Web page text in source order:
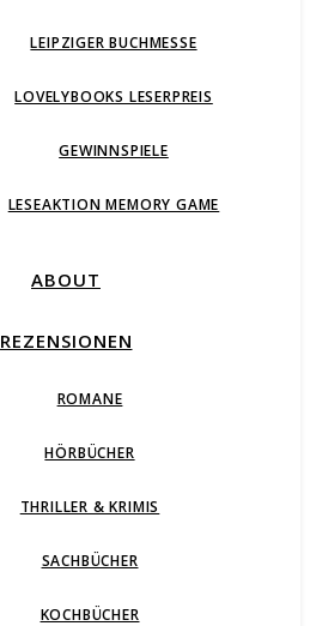
LEIPZIGER BUCHMESSE
LOVELYBOOKS LESERPREIS
GEWINNSPIELE
LESEAKTION MEMORY GAME
ABOUT
REZENSIONEN
ROMANE
HÖRBÜCHER
THRILLER & KRIMIS
SACHBÜCHER
KOCHBÜCHER